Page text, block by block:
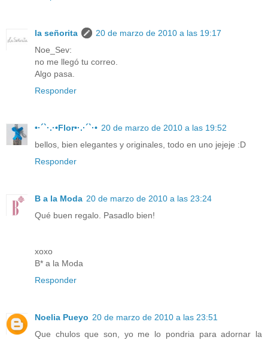
la señorita
20 de marzo de 2010 a las 19:17
Noe_Sev:
no me llegó tu correo.
Algo pasa.
Responder
•·´`·.·•Flor•·.·´`·• 20 de marzo de 2010 a las 19:52
bellos, bien elegantes y originales, todo en uno jejeje :D
Responder
B a la Moda 20 de marzo de 2010 a las 23:24
Qué buen regalo. Pasadlo bien!
xoxo
B* a la Moda
Responder
Noelia Pueyo 20 de marzo de 2010 a las 23:51
Que chulos que son, yo me lo pondria para adornar la